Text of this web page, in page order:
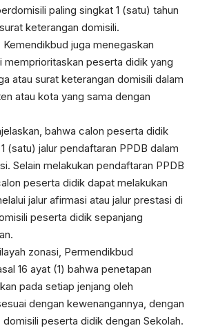
paling singkat 1 (satu) tahun
keterangan domisili.
juga menegaskan
memprioritaskan peserta didik yang
atau surat keterangan domisili dalam
atau kota yang sama dengan
bahwa calon peserta didik
(satu) jalur pendaftaran PPDB dalam
Selain melakukan pendaftaran PPDB
peserta didik dapat melakukan
jalur afirmasi atau jalur prestasi di
peserta didik sepanjang
zonasi, Permendikbud
16 ayat (1) bahwa penetapan
pada setiap jenjang oleh
dengan kewenangannya, dengan
peserta didik dengan Sekolah.